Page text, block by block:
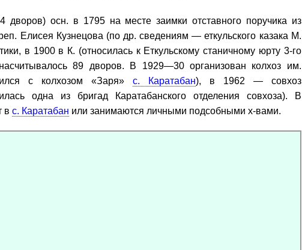
дворов) осн. в 1795 на месте заимки отставного поручика из
Елисея Кузнецова (по др. сведениям — еткульского казака М.
в 1900 в К. (относилась к Еткульскому станичному юрту 3-го
89 дворов. В 1929—30 организован колхоз им.
с колхозом «Заря» с. Каратабан), в 1962 — совхоз
одна из бригад Каратабанского отделения совхоза). В
в с. Каратабан или занимаются личными подсобными х-вами.